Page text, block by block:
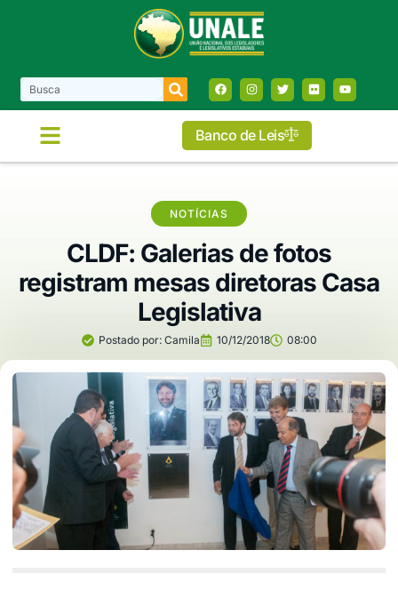
Banco de Leis
NOTÍCIAS
CLDF: Galerias de fotos
registram mesas diretoras Casa
Legislativa
Postado por:Camila 10/12/2018 08:00